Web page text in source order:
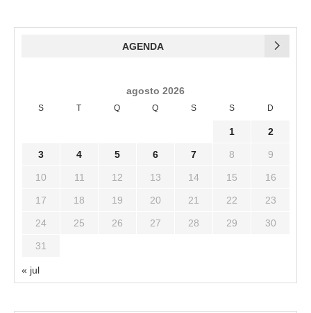
AGENDA
agosto 2026
S T Q Q S S D
1 2
3 4 5 6 7 8 9
10 11 12 13 14 15 16
17 18 19 20 21 22 23
24 25 26 27 28 29 30
31
« jul